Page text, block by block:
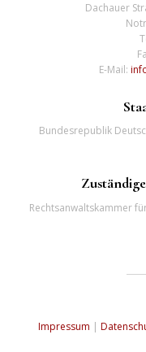
Dachauer
E-Mail:
Bundesrepublik
Rechtsanwaltskammer
Impressum |